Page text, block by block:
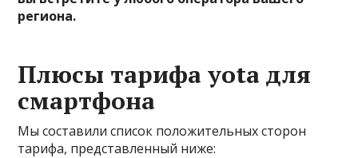
региона.
Плюсы тарифа yota для
смартфона
Мы составили список положительных сторон
тарифа, представленный ниже: